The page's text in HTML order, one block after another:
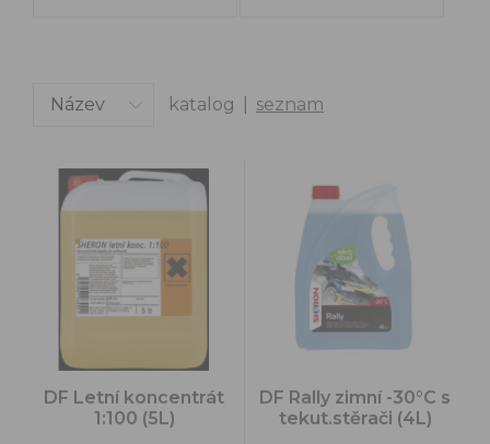
katalog seznam
DF Letní koncentrát
1:100 (5L)
DF Rally zimní -30°C s
tekut.stěrači (4L)